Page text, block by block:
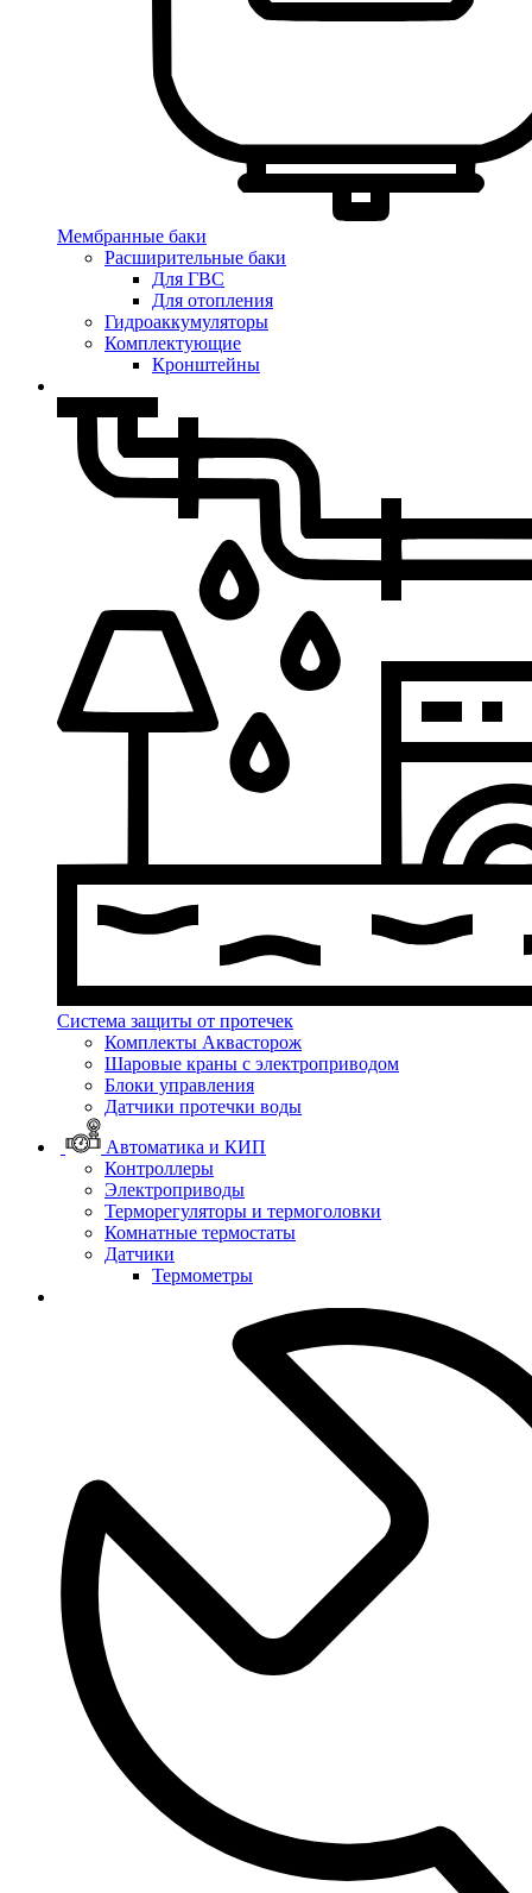
Мембранные баки
Расширительные баки
Для ГВС
Для отопления
Гидроаккумуляторы
Комплектующие
Кронштейны
Система защиты от протечек
Комплекты Аквасторож
Шаровые краны с электроприводом
Блоки управления
Датчики протечки воды
Автоматика и КИП
Контроллеры
Электроприводы
Терморегуляторы и термоголовки
Комнатные термостаты
Датчики
Термометры